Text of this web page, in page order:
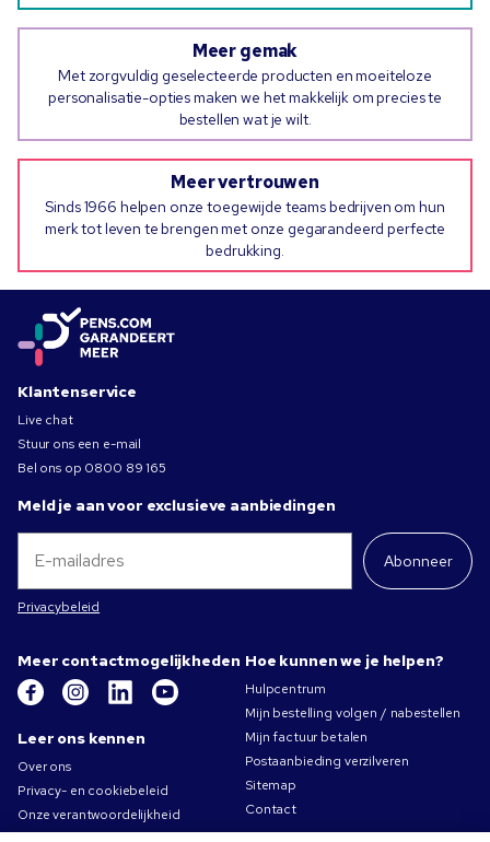
Meer gemak
Met zorgvuldig geselecteerde producten en moeiteloze
personalisatie-opties maken we het makkelijk om precies te
bestellen wat je wilt.
Meer vertrouwen
Sinds 1966 helpen onze toegewijde teams bedrijven om hun
merk tot leven te brengen met onze gegarandeerd perfecte
bedrukking.
Klantenservice
Live chat
Stuur ons een e-mail
Bel ons op 0800 89 165
Meld je aan voor exclusieve aanbiedingen
Abonneer
Privacybeleid
Meer contactmogelijkheden
Leer ons kennen
Over ons
Privacy- en cookiebeleid
Onze verantwoordelijkheid
Hoe kunnen we je helpen?
Hulpcentrum
Mijn bestelling volgen / nabestellen
Mijn factuur betalen
Postaanbieding verzilveren
Sitemap
Contact